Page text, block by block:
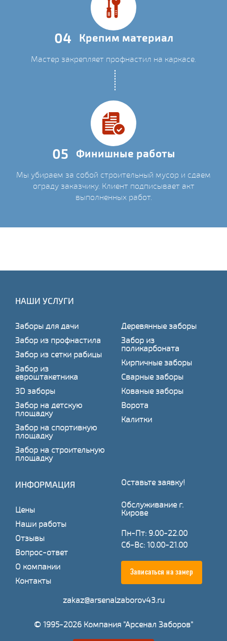
04 Крепим материал
Мастер закрепляет профнастил на каркасе.
05 Финишные работы
Мы убираем за собой строительный мусор и сдаем
ограду заказчику. Клиент подписывает акт
выполненных работ.
НАШИ УСЛУГИ
Заборы для дачи
Забор из профнастила
Забор из сетки рабицы
Забор из
евроштакетника
3D заборы
Забор на детскую
площадку
Забор на спортивную
площадку
Забор на строительную
площадку
Деревянные заборы
Забор из
поликарбоната
Кирпичные заборы
Сварные заборы
Кованые заборы
Ворота
Калитки
ИНФОРМАЦИЯ
Цены
Наши работы
Отзывы
Вопрос-ответ
О компании
Контакты
Оставьте заявку!
Обслуживание г.
Кирове
Пн-Пт: 9.00-22.00
Сб-Вс: 10.00-21.00
Записаться на замер
zakaz@arsenalzaborov43.ru
© 1995-2026 Компания "Арсенал Заборов"